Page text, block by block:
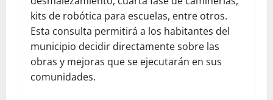
kits de robótica para escuelas, entre otros.
Esta consulta permitirá a los habitantes del
municipio decidir directamente sobre las
obras y mejoras que se ejecutarán en sus
comunidades.